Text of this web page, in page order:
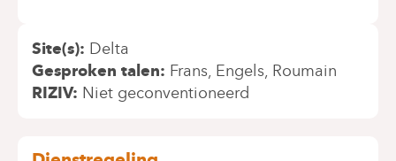
Site(s) Delta
Gesproken talen Frans Engels Roumain
RIZIV Niet geconventioneerd